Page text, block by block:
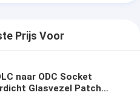
Prijs Voor
naar ODC Socket
Glasvezel Patch